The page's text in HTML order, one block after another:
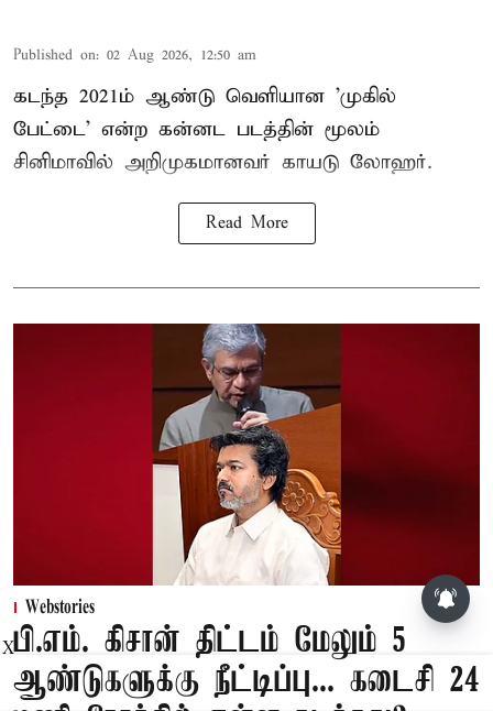
Published on: 02 Aug 2026, 12:50 am
கடந்த 2021ம் ஆண்டு வெளியான 'முகில்
பேட்டை' என்ற கன்னட படத்தின் மூலம்
சினிமாவில் அறிமுகமானவர் காயடு லோஹர்.
Read More
Webstories
பி.எம். கிசான் திட்டம் மேலும் 5
ஆண்டுகளுக்கு நீட்டிப்பு... கடைசி 24
X